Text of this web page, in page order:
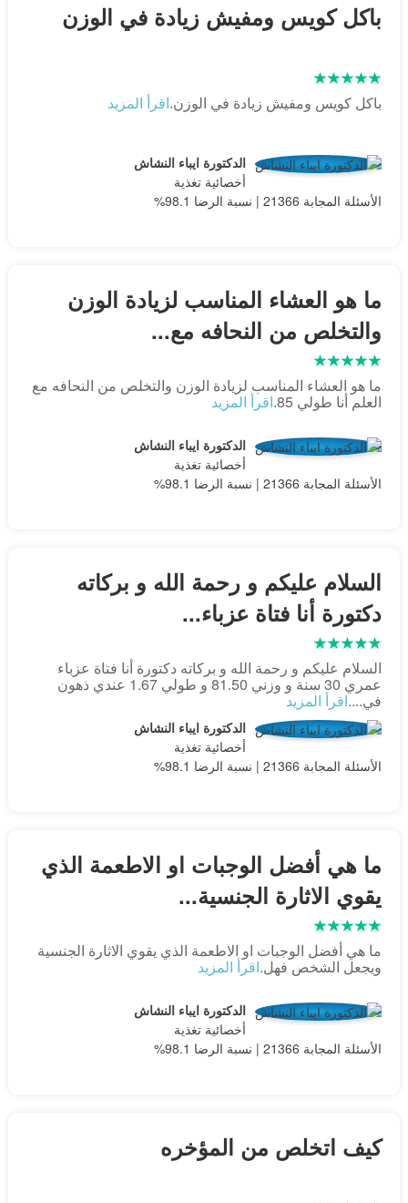
باكل كويس ومفيش زيادة في الوزن
باكل كويس ومفيش زيادة في الوزن.اقرأ المزيد
الدكتورة ايباء النشاش
أخصائية تغذية
الأسئلة المجابة 21366 | نسبة الرضا 98.1%
ما هو العشاء المناسب لزيادة الوزن
والتخلص من النحافه مع...
ما هو العشاء المناسب لزيادة الوزن والتخلص من النحافه مع
العلم أنا طولي 85. اقرأ المزيد
الدكتورة ايباء النشاش
أخصائية تغذية
الأسئلة المجابة 21366 | نسبة الرضا 98.1%
السلام عليكم و رحمة الله و بركاته
دكتورة أنا فتاة عزباء...
السلام عليكم و رحمة الله و بركاته دكتورة أنا فتاة عزباء
عمري 30 سنة و وزني 81.50 و طولي 1.67 عندي ذهون
في....اقرأ المزيد
الدكتورة ايباء النشاش
أخصائية تغذية
الأسئلة المجابة 21366 | نسبة الرضا 98.1%
ما هي أفضل الوجبات او الاطعمة الذي
يقوي الاثارة الجنسية...
ما هي أفضل الوجبات او الاطعمة الذي يقوي الاثارة الجنسية
ويجعل الشخص فهل.اقرأ المزيد
الدكتورة ايباء النشاش
أخصائية تغذية
الأسئلة المجابة 21366 | نسبة الرضا 98.1%
كيف اتخلص من المؤخره